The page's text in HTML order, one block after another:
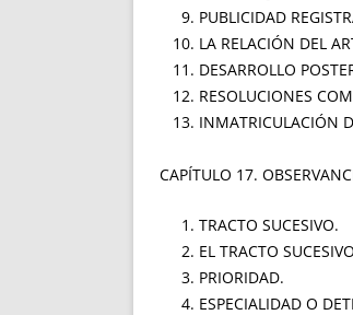
PUBLICIDAD
LA RELACIÓN DEL
DESARROLLO
RESOLUCIONES
INMATRICULACIÓN
CAPÍTULO 17.
TRACTO SUCESIVO.
EL TRACTO
PRIORIDAD.
ESPECIALIDAD O